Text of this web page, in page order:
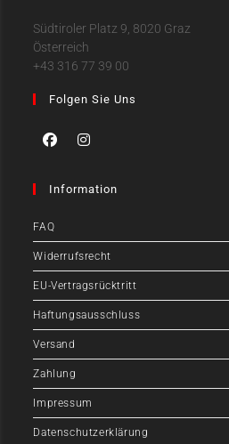
Südtiroler Platz 9, 8020 Graz
Österreich
+43 316 77 39 00
Folgen Sie Uns
Information
FAQ
Widerrufsrecht
EU-Vertragsrücktritt
Haftungsausschluss
Versand
Zahlung
Impressum
Datenschutzerklärung